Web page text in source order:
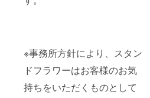
※事務所方針により、スタン
ドフラワーはお客様のお気
持ちをいただくものとして